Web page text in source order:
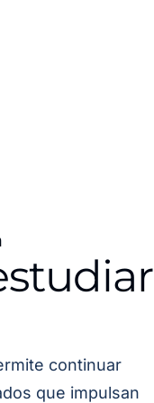
continuar
que impulsan